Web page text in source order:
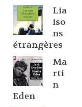
Lia
iso
ns
étrangères
Ma
rti
n
Eden